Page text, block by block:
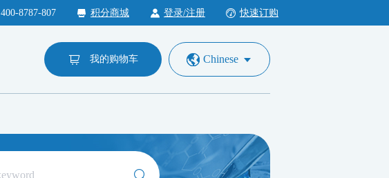
400-8787-807 积分商城 登录/注册 快速订购
我的购物车 Chinese